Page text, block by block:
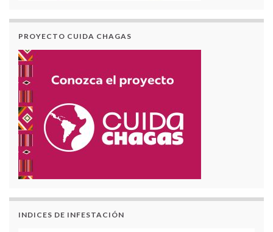
PROYECTO CUIDA CHAGAS
INDICES DE INFESTACIÓN